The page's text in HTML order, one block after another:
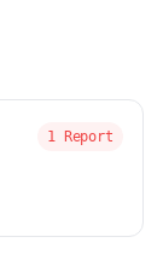
1 Report